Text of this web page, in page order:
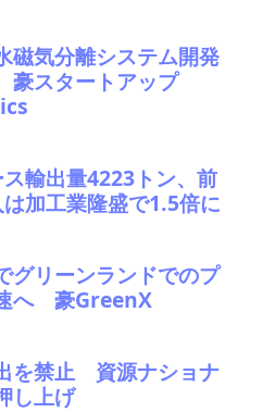
磁気分離システム開発
スタートアップ
輸出量4223トン、前
加工業隆盛で1.5倍に
グリーンランドでのプ
へ 豪GreenX
を禁止 資源ナショナ
し上げ